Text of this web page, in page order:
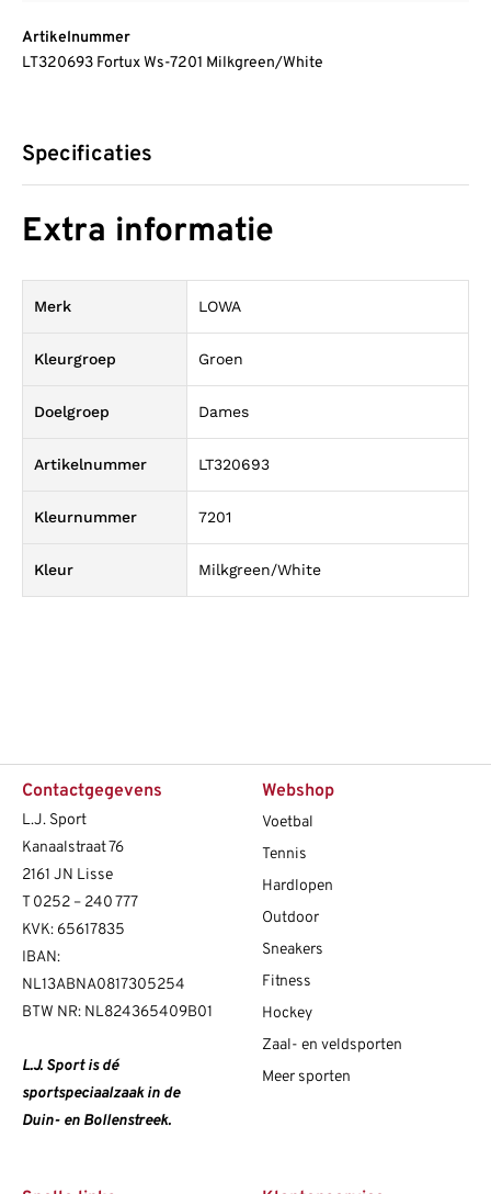
Artikelnummer
LT320693 Fortux Ws-7201 Milkgreen/White
Specificaties
Extra informatie
Merk LOWA
Kleurgroep Groen
Doelgroep Dames
Artikelnummer LT320693
Kleurnummer 7201
Kleur Milkgreen/White
Contactgegevens
L.J. Sport
Kanaalstraat 76
2161 JN Lisse
T 0252 – 240 777
KVK: 65617835
IBAN:
NL13ABNA0817305254
BTW NR: NL824365409B01
L.J. Sport is dé
sportspeciaalzaak in de
Duin- en Bollenstreek.
Webshop
Voetbal
Tennis
Hardlopen
Outdoor
Sneakers
Fitness
Hockey
Zaal- en veldsporten
Meer sporten